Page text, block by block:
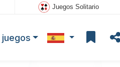
Juegos Solitario